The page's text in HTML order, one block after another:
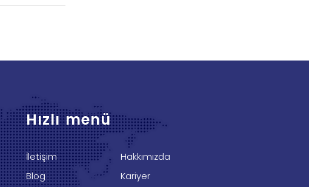
Hızlı menü
İletişim
Hakkımızda
Blog
Kariyer